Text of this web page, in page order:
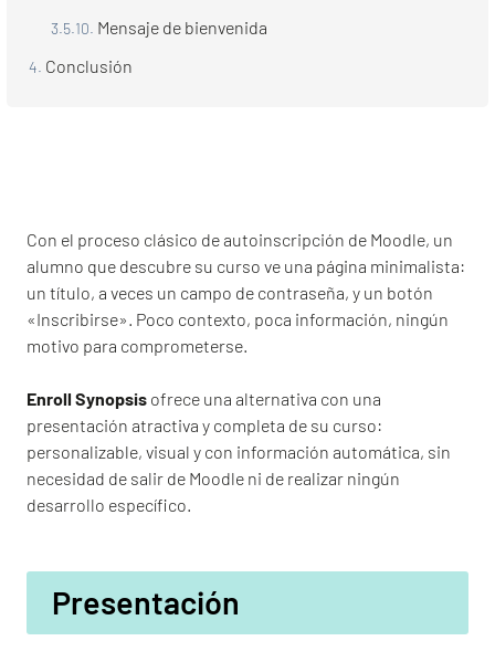
Mensaje de bienvenida
Conclusión
Con el proceso clásico de autoinscripción de Moodle, un
alumno que descubre su curso ve una página minimalista:
un título, a veces un campo de contraseña, y un botón
«Inscribirse». Poco contexto, poca información, ningún
motivo para comprometerse.
Enroll Synopsis ofrece una alternativa con una
presentación atractiva y completa de su curso:
personalizable, visual y con información automática, sin
necesidad de salir de Moodle ni de realizar ningún
desarrollo específico.
Presentación